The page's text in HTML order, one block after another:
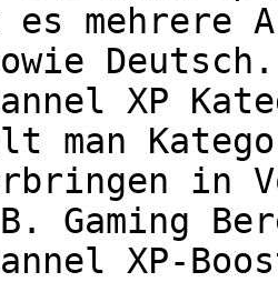
mehrere
Deutsch.
XP
in
Gaming
XP-